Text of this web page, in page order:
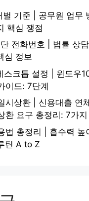
벌 기준 | 공무원 업무
핵심 쟁점
전화번호 | 법률 상
심 정보
스크톱 설정 | 윈도우
이드: 7단계
시상환 | 신용대출 연
환 요구 총정리: 7가
법 총정리 | 흡수력 높
틴 A to Z